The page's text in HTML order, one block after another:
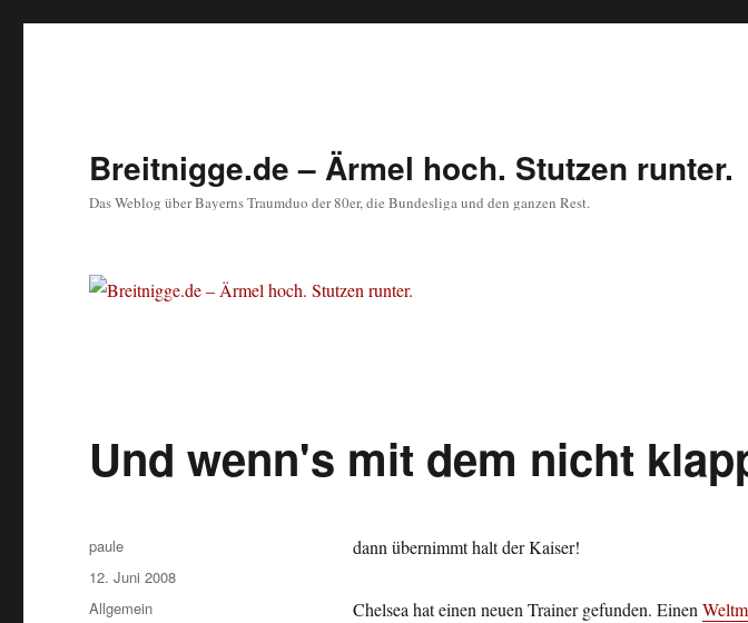
Breitnigge.de – Ärmel hoch. Stutzen runter.
Das Weblog über Bayerns Traumduo der 80er, die Bundesliga und den ganzen Rest.
Und wenn's mit dem nicht
dann übernimmt halt der Kaiser!
Chelsea hat einen neuen Trainer gefunden. Einen
Autor
paule
Veröffentlicht
am
12. Juni 2008
Kategorien
Allgemein